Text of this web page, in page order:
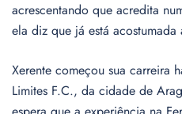
acrescentando que acredita
ela diz que já está
Xerente começou sua carreira
Limites F.C., da cidade de